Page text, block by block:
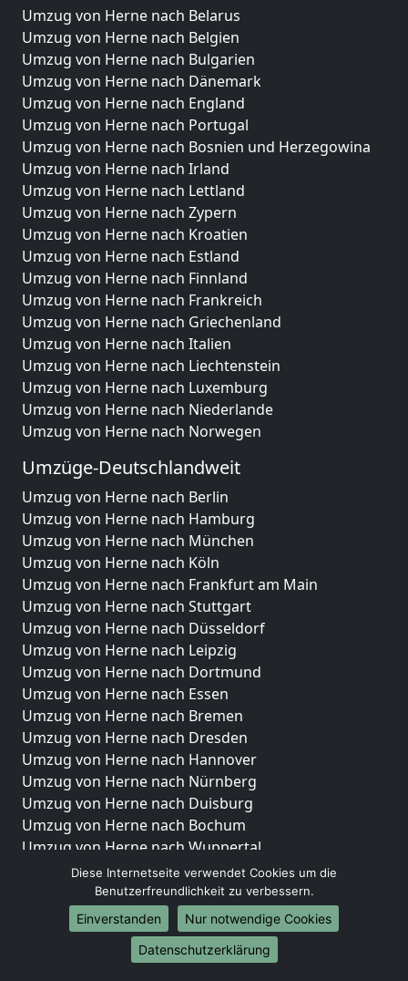
Umzug von Herne nach Belarus
Umzug von Herne nach Belgien
Umzug von Herne nach Bulgarien
Umzug von Herne nach Dänemark
Umzug von Herne nach England
Umzug von Herne nach Portugal
Umzug von Herne nach Bosnien und Herzegowina
Umzug von Herne nach Irland
Umzug von Herne nach Lettland
Umzug von Herne nach Zypern
Umzug von Herne nach Kroatien
Umzug von Herne nach Estland
Umzug von Herne nach Finnland
Umzug von Herne nach Frankreich
Umzug von Herne nach Griechenland
Umzug von Herne nach Italien
Umzug von Herne nach Liechtenstein
Umzug von Herne nach Luxemburg
Umzug von Herne nach Niederlande
Umzug von Herne nach Norwegen
Umzüge-Deutschlandweit
Umzug von Herne nach Berlin
Umzug von Herne nach Hamburg
Umzug von Herne nach München
Umzug von Herne nach Köln
Umzug von Herne nach Frankfurt am Main
Umzug von Herne nach Stuttgart
Umzug von Herne nach Düsseldorf
Umzug von Herne nach Leipzig
Umzug von Herne nach Dortmund
Umzug von Herne nach Essen
Umzug von Herne nach Bremen
Umzug von Herne nach Dresden
Umzug von Herne nach Hannover
Umzug von Herne nach Nürnberg
Umzug von Herne nach Duisburg
Umzug von Herne nach Bochum
Umzug von Herne nach Wuppertal
Umzug von Herne nach Bielefeld
Umzug von Herne nach Bonn
Umzug von Herne nach Münster
Internationale-Umzüge
Diese Internetseite verwendet Cookies um die
Benutzerfreundlichkeit zu verbessern.
Einverstanden
Nur notwendige Cookies
Datenschutzerklärung